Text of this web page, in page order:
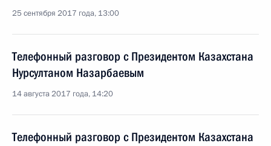
25 сентября 2017 года, 13:00
Телефонный разговор с Президентом Казахстана
Нурсултаном Назарбаевым
14 августа 2017 года, 14:20
Телефонный разговор с Президентом Казахстана